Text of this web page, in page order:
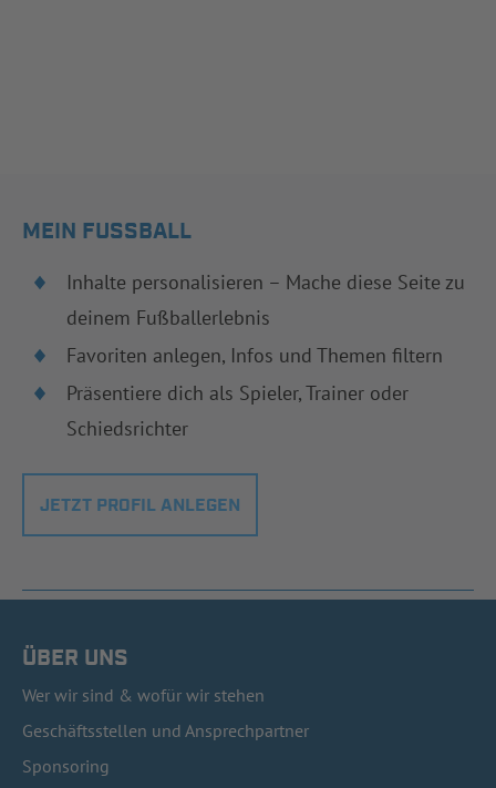
MEIN FUSSBALL
Inhalte personalisieren – Mache diese Seite zu
deinem Fußballerlebnis
Favoriten anlegen, Infos und Themen filtern
Präsentiere dich als Spieler, Trainer oder
Schiedsrichter
JETZT PROFIL ANLEGEN
ÜBER UNS
Wer wir sind & wofür wir stehen
Geschäftsstellen und Ansprechpartner
Sponsoring